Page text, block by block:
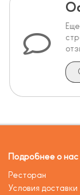
Подробнее о нас
Ресторан
Условия доставки